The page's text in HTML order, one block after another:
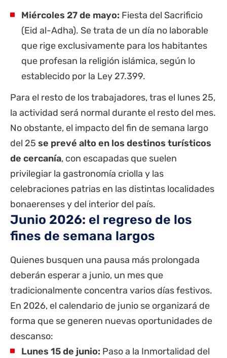
Miércoles 27 de mayo: Fiesta del Sacrificio
(Eid al-Adha). Se trata de un día no laborable
que rige exclusivamente para los habitantes
que profesan la religión islámica, según lo
establecido por la Ley 27.399.
Para el resto de los trabajadores, tras el lunes 25,
la actividad será normal durante el resto del mes.
No obstante, el impacto del fin de semana largo
del 25 se prevé alto en los destinos turísticos
de cercanía, con escapadas que suelen
privilegiar la gastronomía criolla y las
celebraciones patrias en las distintas localidades
bonaerenses y del interior del país.
Junio 2026: el regreso de los
fines de semana largos
Quienes busquen una pausa más prolongada
deberán esperar a junio, un mes que
tradicionalmente concentra varios días festivos.
En 2026, el calendario de junio se organizará de
forma que se generen nuevas oportunidades de
descanso:
Lunes 15 de junio: Paso a la Inmortalidad del